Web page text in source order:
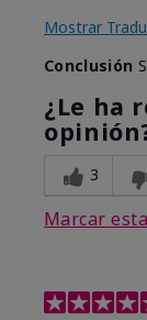
Mostrar
Conclusión
¿Le ha
3
Marcar